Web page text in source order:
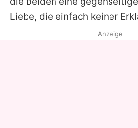
Liebe, die einfach keiner
Anzeige